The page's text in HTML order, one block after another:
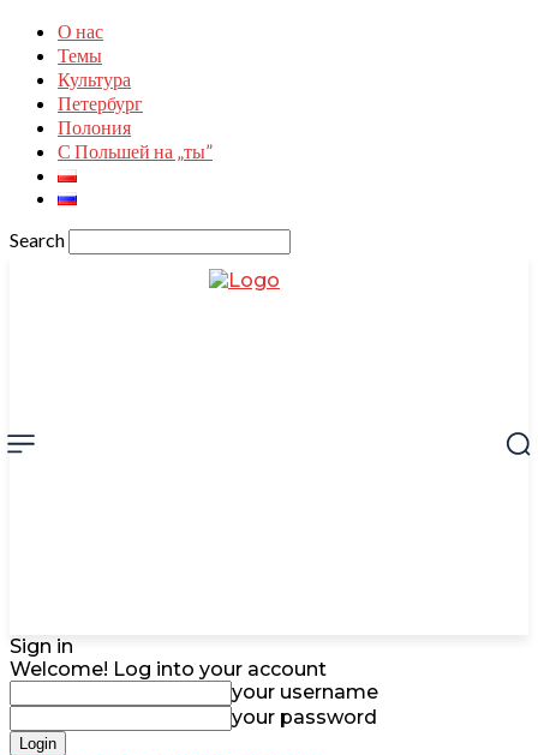
О нас
Темы
Культура
Петербург
Полония
С Польшей на „ты”
Search
Sign in
Welcome! Log into your account
your username
your password